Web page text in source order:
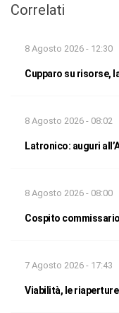
Correlati
8 Agosto 2026 - 12:30
Cupparo su risorse,
8 Agosto 2026 - 08:02
Latronico: auguri
8 Agosto 2026 - 08:00
Cospito
7 Agosto 2026 - 17:43
Viabilità, le